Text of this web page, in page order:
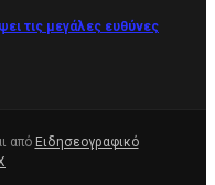
τις μεγάλες ευθύνες
από Ειδησεογραφικό